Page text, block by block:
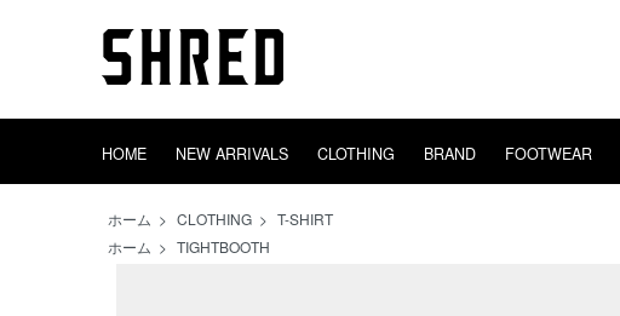
HOME NEW ARRIVALS CLOTHING
OUTER SWEAT
BRAND
TIGHTBOOTH EVISEN
FOOTWEAR
adidas AREth
DECK TRUCK
HEADWEAR BAGS
GOODS INCENSE
ホーム > CLOTHING > T-SHIRT
ホーム > TIGHTBOOTH